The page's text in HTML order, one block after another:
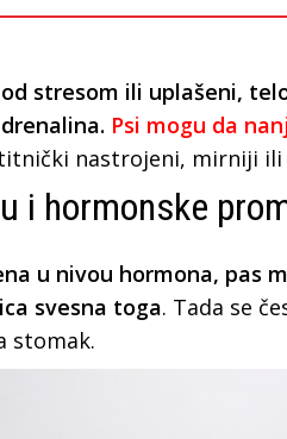
stresom ili uplašeni,
Psi mogu da
nastrojeni, mirniji ili
i hormonske
u nivou hormona, pas
svesna toga. Tada se
stomak.